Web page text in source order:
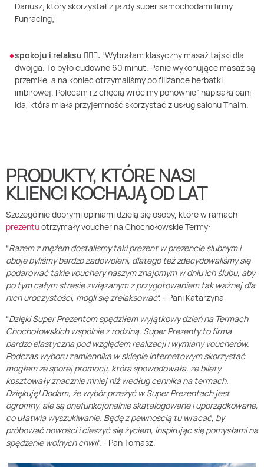
Dariusz, który skorzystał z jazdy super samochodami firmy
Funracing;
spokoju i relaksu 💆🏻‍♀️: “Wybrałam klasyczny masaż tajski dla
dwojga. To było cudowne 60 minut. Panie wykonujące masaż są
przemiłe, a na koniec otrzymaliśmy po filiżance herbatki
imbirowej. Polecam i z chęcią wrócimy ponownie” napisała pani
Ida, która miała przyjemność skorzystać z usług salonuThaim.
PRODUKTY, KTÓRE NASI
KLIENCI KOCHAJĄ OD LAT
Szczególnie dobrymi opiniami dzielą się osoby, które w ramach
prezentuotrzymały voucher na Chochołowskie Termy:
“Razem z mężem dostaliśmy taki prezent w prezencie ślubnym i
oboje byliśmy bardzo zadowoleni, dlatego też zdecydowaliśmy się
podarować takie vouchery naszym znajomym w dniu ich ślubu, aby
po tym całym stresie związanym z przygotowaniem tak ważnej dla
nich uroczystości, mogli się zrelaksować”. - Pani Katarzyna
“Dzięki Super Prezentom spędziłem wyjątkowy dzień na Termach
Chochołowskich wspólnie z rodziną. Super Prezenty to firma
bardzo elastyczna pod względem realizacji i wymiany voucherów.
Podczas wyboru zamiennika w sklepie internetowym skorzystać
mogłem ze sporej promocji, która spowodowała, że bilety
kosztowały znacznie mniej niż według cennika na termach.
Dziękuję! Dodam, że wybór przeżyć w Super Prezentach jest
ogromny, ale są onefunkcjonalnie skatalogowane i uporządkowane,
co ułatwia wyszukiwanie. Będę z pewnością tu wracać, by
próbować nowości i cieszyć się życiem, inspirując się pomysłami na
spędzenie wolnych chwil”. - Pan Tomasz.